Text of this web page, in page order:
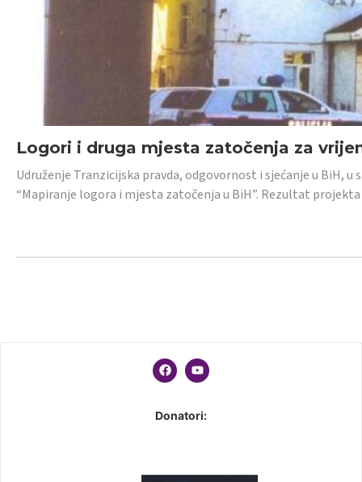
Logori i druga mjesta zatočenja za
Udruženje Tranzicijska pravda, odgovornost i sjećanje u BiH,
“Mapiranje logora i mjesta zatočenja u BiH”. Rezultat
Donatori: